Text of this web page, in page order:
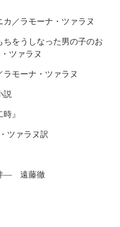
／ラモーナ・ツァラヌ
をうしなった男の子のお
ツァラヌ
モーナ・ツァラヌ
説
』
ツァラヌ訳
― 遠藤徹